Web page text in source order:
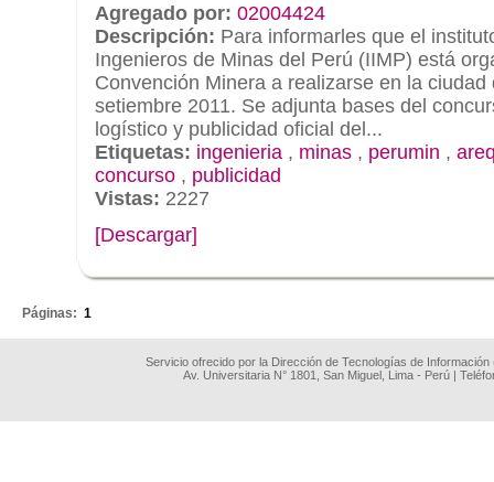
Agregado por: 02004424
Descripción: Para informarles que el
Ingenieros de Minas del Perú (IIMP) está
Convención Minera a realizarse en la
setiembre 2011. Se adjunta bases del
logístico y publicidad oficial del...
Etiquetas: ingenieria , minas , perumin ,
concurso , publicidad
Vistas: 2227
[Descargar]
Páginas: 1
Servicio ofrecido por la Dirección de Tecnologías de
Av. Universitaria N° 1801, San Miguel, Lima - Perú |